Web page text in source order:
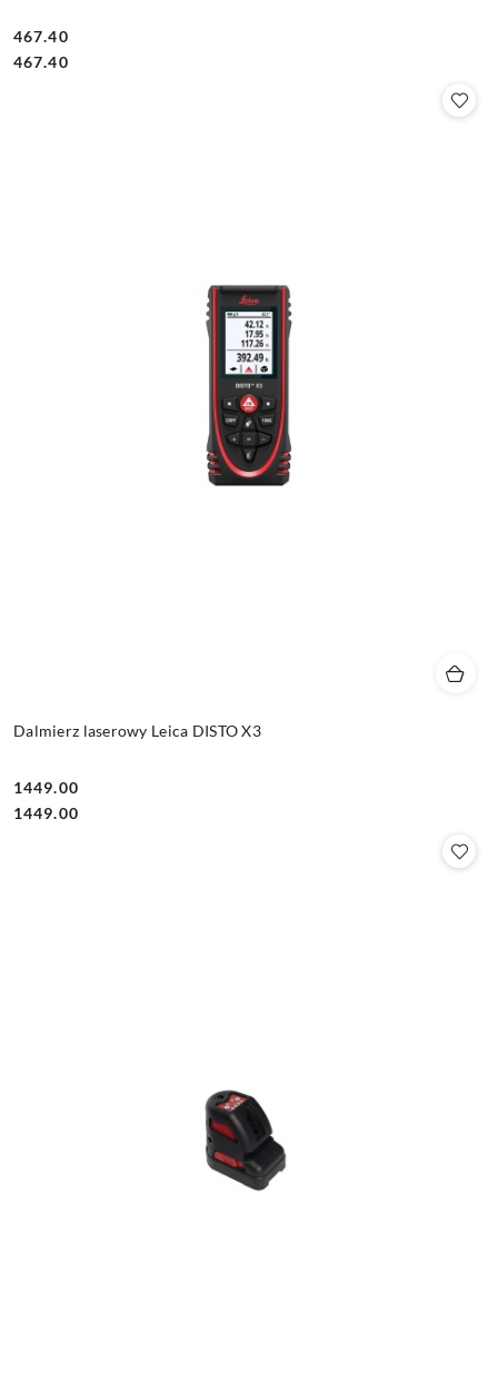
Cena:
467.40
Cena:
467.40
Dalmierz laserowy Leica DISTO X3
Cena:
1449.00
Cena:
1449.00